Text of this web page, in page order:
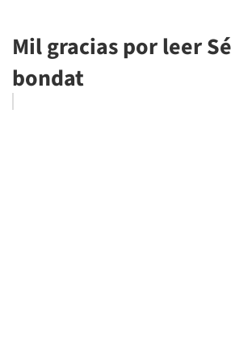
Mil gracias por leer
bondat